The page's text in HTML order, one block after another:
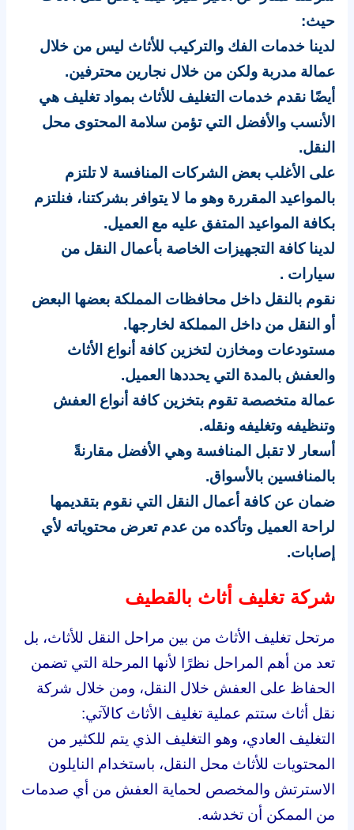
حيث:
لدينا خدمات الفك والتركيب للأثاث ليس من خلال
عمالة مدربة ولكن من خلال نجارين محترفين.
أيضًا نقدم خدمات التغليف للأثاث بمواد تغليف هي
الأنسب والأفضل التي تؤمن سلامة المحتوى محل
النقل.
على الأغلب بعض الشركات المنافسة لا تلتزم
بالمواعيد المقررة وهو ما لا يتوافر بشركتنا، فنلتزم
بكافة المواعيد المتفق عليه مع العميل.
لدينا كافة التجهيزات الخاصة بأعمال النقل من
سيارات .
نقوم بالنقل داخل محافظات المملكة بعضها البعض
أو النقل من داخل المملكة لخارجها.
مستودعات ومخازن لتخزين كافة أنواع الأثاث
والعفش بالمدة التي يحددها العميل.
عمالة متخصصة تقوم بتخزين كافة أنواع العفش
وتنظيفه وتغليفه ونقله.
أسعار لا تقبل المنافسة وهي الأفضل مقارنةً
بالمنافسين بالأسواق.
ضمان عن كافة أعمال النقل التي نقوم بتقديمها
لراحة العميل وتأكده من عدم تعرض محتوياته لأي
إصابات.
شركة تغليف أثاث بالقطيف
مرتحل تغليف الأثاث من بين مراحل النقل للأثاث، بل
تعد من أهم المراحل نظرًا لأنها المرحلة التي تضمن
الحفاظ على العفش خلال النقل، ومن خلال شركة
نقل أثاث ستتم عملية تغليف الأثاث كالآتي:
التغليف العادي، وهو التغليف الذي يتم للكثير من
المحتويات للأثاث محل النقل، باستخدام النايلون
الاسترتش والمخصص لحماية العفش من أي صدمات
من الممكن أن تخدشه.